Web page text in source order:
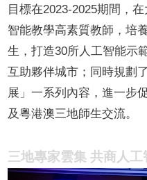
目標在2023-2025期間，
智能教學高素質教師，培
生，打造30所人工智能示
互助夥伴城市；同時規劃
展」一系列內容，進一步
及粵港澳三地師生交流。
三地專家雲集 共商人